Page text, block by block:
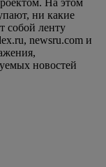
На этом
ни какие
собой ленту
newsru.com и
новостей